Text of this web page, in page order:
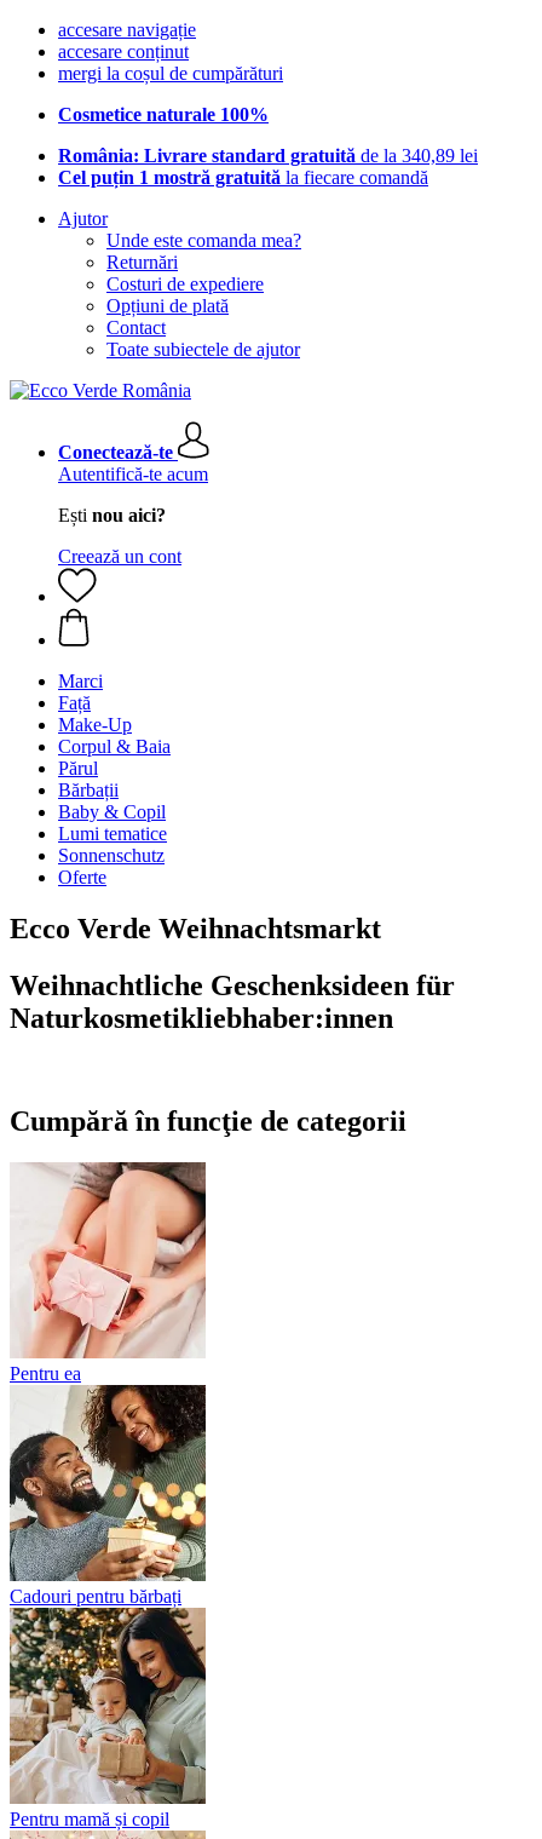
accesare navigație
accesare conținut
mergi la coșul de cumpărături
Cosmetice naturale 100%
România: Livrare standard gratuită de la 340,89 lei
Cel puțin 1 mostră gratuită la fiecare comandă
Ajutor
Unde este comanda mea?
Returnări
Costuri de expediere
Opțiuni de plată
Contact
Toate subiectele de ajutor
Conectează-te
Autentifică-te acum
Ești nou aici?
Creează un cont
Marci
Față
Make-Up
Corpul & Baia
Părul
Bărbații
Baby & Copil
Lumi tematice
Sonnenschutz
Oferte
Ecco Verde Weihnachtsmarkt
Weihnachtliche Geschenksideen für
Naturkosmetikliebhaber:innen
Cumpără în funcţie de categorii
Pentru ea
Cadouri pentru bărbați
Pentru mamă și copil